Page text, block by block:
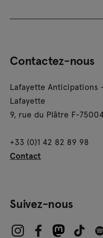
Presse : marqueterie sur
Contactez-nous
Lafayette Anticipations
Lafayette
9, rue du Plâtre F-
+33 (0)1 42 82 89 98
Contact
Suivez-nous